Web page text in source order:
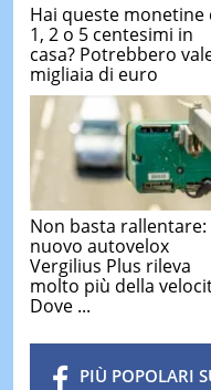
Hai queste monetine
1, 2 o 5 centesimi in
casa? Potrebbero
migliaia di euro
Non basta rallentare:
nuovo autovelox
Vergilius Plus rileva
molto più della
Dove ...
PIÙ POPOLARI